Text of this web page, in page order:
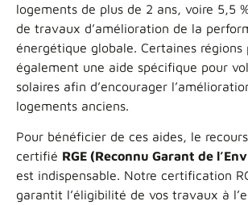
logements de plus de 2 ans, voire 5,5
de travaux d’amélioration de la
énergétique globale. Certaines régions
également une aide spécifique pour
solaires afin d’encourager
logements anciens.
Pour bénéficier de ces aides, le
certifié RGE (Reconnu Garant de
est indispensable. Notre certification
garantit l’éligibilité de vos travaux à